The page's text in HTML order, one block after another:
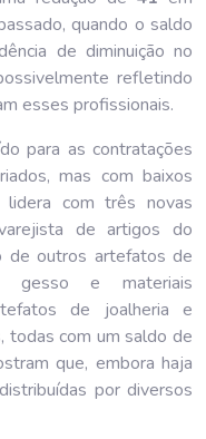
quando o saldo
de diminuição no
refletindo
esses profissionais.
para as contratações
mas com baixos
com três novas
de artigos do
de outros artefatos de
gesso e materiais
de joalheria e
todas com um saldo de
que, embora haja
por diversos